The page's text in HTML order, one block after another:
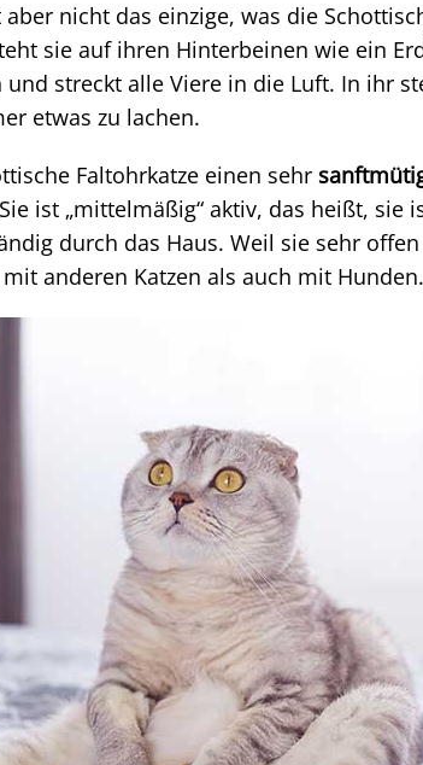
nicht das einzige, was die
sie auf ihren Hinterbeinen wie ein
und streckt alle Viere in die Luft. In ihr
etwas zu lachen.
Faltohrkatze einen sehr
ist „mittelmäßig“ aktiv, das heißt, sie
durch das Haus. Weil sie sehr
anderen Katzen als auch mit Hunden.